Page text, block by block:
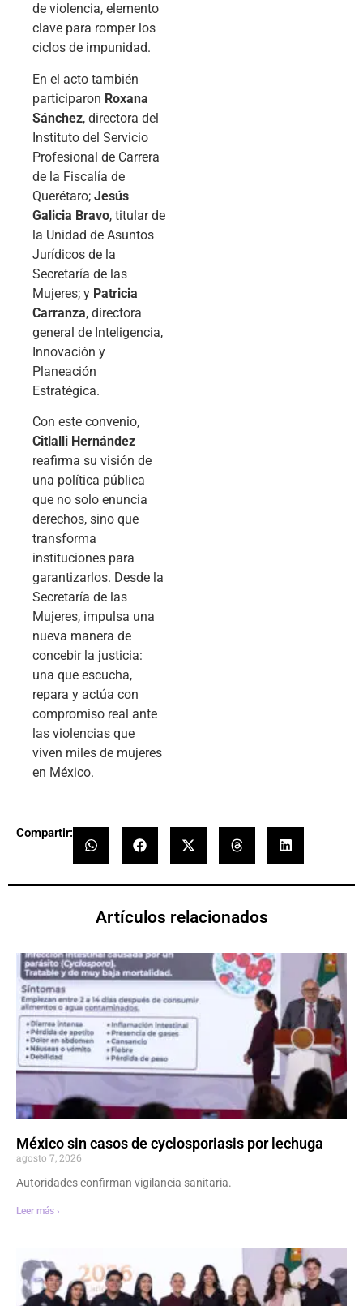
de violencia, elemento
clave para romper los
ciclos de impunidad.
En el acto también
participaron Roxana
Sánchez, directora del
Instituto del Servicio
Profesional de Carrera
de la Fiscalía de
Querétaro; Jesús
Galicia Bravo, titular de
la Unidad de Asuntos
Jurídicos de la
Secretaría de las
Mujeres; y Patricia
Carranza, directora
general de Inteligencia,
Innovación y
Planeación
Estratégica.
Con este convenio,
Citlalli Hernández
reafirma su visión de
una política pública
que no solo enuncia
derechos, sino que
transforma
instituciones para
garantizarlos. Desde la
Secretaría de las
Mujeres, impulsa una
nueva manera de
concebir la justicia:
una que escucha,
repara y actúa con
compromiso real ante
las violencias que
viven miles de mujeres
en México.
Compartir:
Artículos relacionados
México sin casos de cyclosporiasis por lechuga
agosto 7, 2026
Autoridades confirman vigilancia sanitaria.
Leer más ›